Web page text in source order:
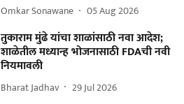
Omkar Sonawane 05 Aug 2026
तुकाराम मुंढे यांचा शाळांसाठी नवा आदेश;
शाळेतील मध्यान्ह भोजनासाठी FDAची नवी
नियमावली
Bharat Jadhav 29 Jul 2026